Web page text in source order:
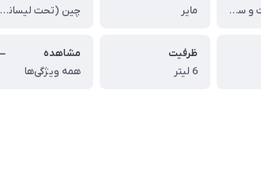
تضمین اصالت و سلامت فیزیکی کالا (اورجینال)
مایر
چین (تحت لیسانس آلمان)
ظرفیت
6 لیتر
مشاهده
همه ویژگی‌ها